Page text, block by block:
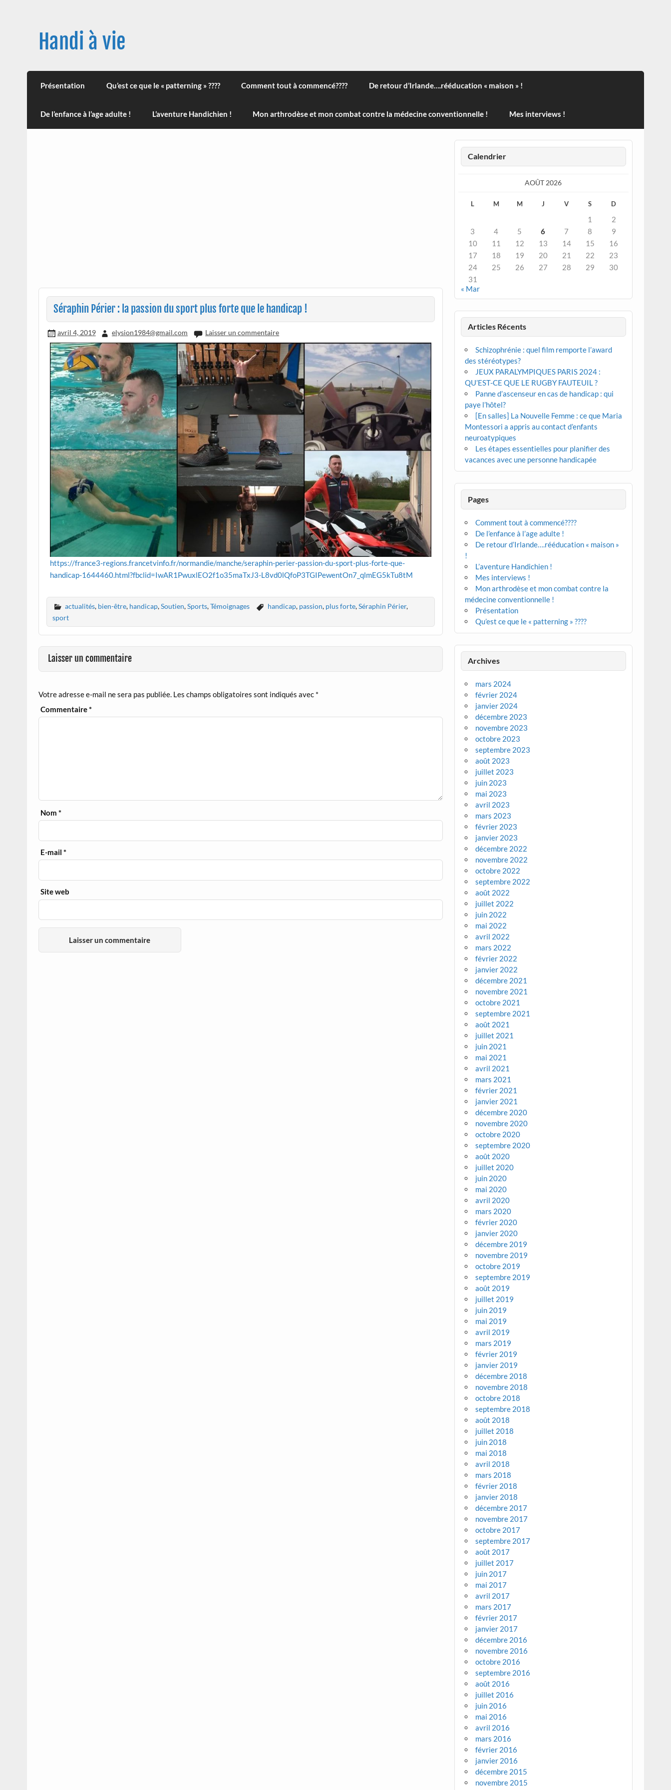
Handi à vie
Une image positive du handicap, en France et à travers le monde, des nouveautés technologiques , de l'handisport , des actualités sur la santé, sur les vaccins, de
leur impact sur la santé (mon histoire est dans le menu) ! Bonne visite
Présentation Qu’est ce que le « patterning » ???? Comment tout à commencé???? De retour d’Irlande….rééducation « maison » !
De l’enfance à l’age adulte ! L’aventure Handichien ! Mon arthrodèse et mon combat contre la médecine conventionnelle ! Mes interviews !
Séraphin Périer : la passion du sport plus forte que le handicap !
avril 4, 2019 elysion1984@gmail.com Laisser un commentaire
https://france3-regions.francetvinfo.fr/normandie/manche/seraphin-perier-passion-du-sport-plus-forte-que-
handicap-1644460.html?fbclid=IwAR1PwuxlEO2f1o35maTxJ3-L8vd0lQfoP3TGIPewentOn7_qlmEG5kTu8tM
actualités, bien-être, handicap,Soutien,Sports,Témoignages handicap, passion, plus forte,Séraphin Périer,
sport
Laisser un commentaire
Votre adresse e-mail ne sera pas publiée. Les champs obligatoires sont indiqués avec *
Commentaire*
Nom*
E-mail*
Site web
Calendrier
AOÛT 2026
L M M J V S D
1
2
3
4 5 6 7 8
9
10
11 12 13 14 15
16
17
18 19 20 21 22
23
24
25 26 27 28 29
30
31
« Mar
Articles Récents
Schizophrénie : quel film remporte l’award
des stéréotypes?
JEUX PARALYMPIQUES PARIS 2024 :
QU’EST-CE QUE LE RUGBY FAUTEUIL ?
Panne d’ascenseur en cas de handicap : qui
paye l’hôtel?
[En salles] La Nouvelle Femme : ce que Maria
Montessori a appris au contact d’enfants
neuroatypiques
Les étapes essentielles pour planifier des
vacances avec une personne handicapée
Pages
Comment tout à commencé????
De l’enfance à l’age adulte !
De retour d’Irlande….rééducation « maison »
!
L’aventure Handichien !
Mes interviews !
Mon arthrodèse et mon combat contre la
médecine conventionnelle !
Présentation
Qu’est ce que le « patterning » ????
Archives
mars 2024
février 2024
janvier 2024
décembre 2023
novembre 2023
octobre 2023
septembre 2023
août 2023
juillet 2023
juin 2023
mai 2023
avril 2023
mars 2023
février 2023
janvier 2023
décembre 2022
novembre 2022
octobre 2022
septembre 2022
août 2022
juillet 2022
juin 2022
mai 2022
avril 2022
mars 2022
février 2022
janvier 2022
décembre 2021
novembre 2021
octobre 2021
septembre 2021
août 2021
juillet 2021
juin 2021
mai 2021
avril 2021
mars 2021
février 2021
janvier 2021
décembre 2020
novembre 2020
octobre 2020
septembre 2020
août 2020
juillet 2020
juin 2020
mai 2020
avril 2020
mars 2020
février 2020
janvier 2020
décembre 2019
novembre 2019
octobre 2019
septembre 2019
août 2019
juillet 2019
juin 2019
mai 2019
avril 2019
mars 2019
février 2019
janvier 2019
décembre 2018
novembre 2018
octobre 2018
septembre 2018
août 2018
juillet 2018
juin 2018
mai 2018
avril 2018
mars 2018
février 2018
janvier 2018
décembre 2017
novembre 2017
octobre 2017
septembre 2017
août 2017
juillet 2017
juin 2017
mai 2017
avril 2017
mars 2017
février 2017
janvier 2017
décembre 2016
novembre 2016
octobre 2016
septembre 2016
août 2016
juillet 2016
juin 2016
mai 2016
avril 2016
mars 2016
février 2016
janvier 2016
décembre 2015
novembre 2015